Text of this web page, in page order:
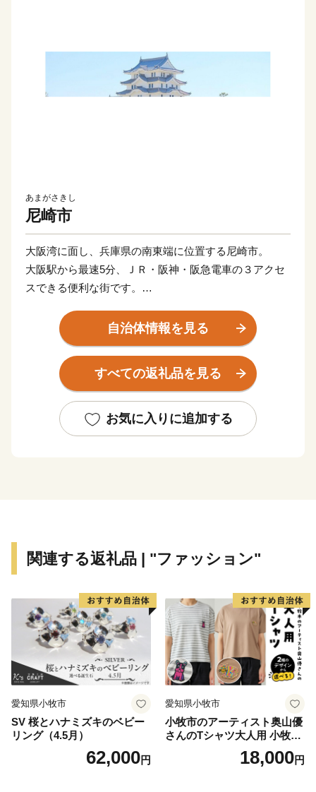
あまがさきし
尼崎市
大阪湾に面し、兵庫県の南東端に位置する尼崎市。
大阪駅から最速5分、ＪＲ・阪神・阪急電車の３アクセ
スできる便利な街です。
■寄附金の使いみち
尼崎市では、14通りの寄附金の使いみちを設けており、
全国でも珍しい、犬・猫の殺処分ゼロを目指すなどの動
物愛護に関する
す。
なりましたが、
当時の尼崎城西三の丸エリアにあたる尼崎城址公園内に
本丸の一部である
天守が整備されることとなり、
平成31年3月、400年の時を越えてついに尼崎城が蘇り
自治体情報を見る
すべての返礼品を見る
お気に入りに追加する
関連する返礼品 | "ファッション"
愛知県小牧市
SV 桜とハナミズキのベビー
リング（4.5月）
62,000円
愛知県小牧市
小牧市のアーティスト奥山優
さんのTシャツ大人用 小牧市
18,000円